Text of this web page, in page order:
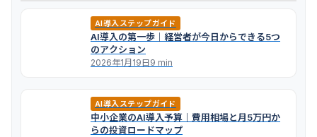
AI導入ステップガイド
AI導入の第一歩｜経営者が今日からできる5つ
のアクション
2026年1月19日9 min
AI導入ステップガイド
中小企業のAI導入予算｜費用相場と月5万円か
らの投資ロードマップ